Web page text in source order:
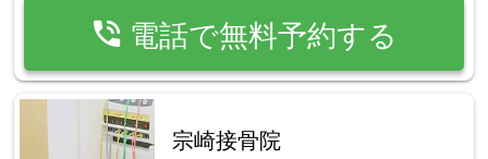
phone_in_talk 電話で無料予約する
宗崎接骨院